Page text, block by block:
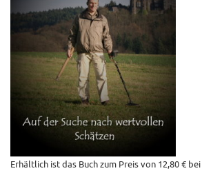
Erhältlich ist das Buch zum Preis von 12,80 € bei